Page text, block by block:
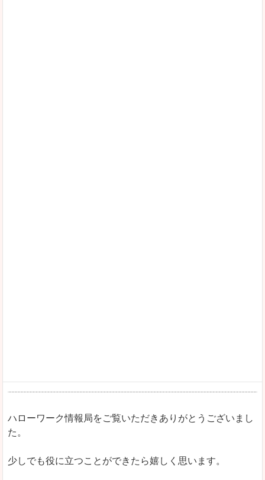
ハローワーク情報局をご覧いただきありがとうございまし
た。
少しでも役に立つことができたら嬉しく思います。